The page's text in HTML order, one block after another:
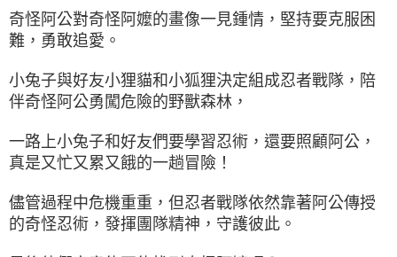
奇怪阿公對奇怪阿嬤的畫像一見鍾情，堅持要克服困
難，勇敢追愛。
小兔子與好友小狸貓和小狐狸決定組成忍者戰隊，陪
伴奇怪阿公勇闖危險的野獸森林，
一路上小兔子和好友們要學習忍術，還要照顧阿公，
真是又忙又累又餓的一趟冒險！
儘管過程中危機重重，但忍者戰隊依然靠著阿公傳授
的奇怪忍術，發揮團隊精神，守護彼此。